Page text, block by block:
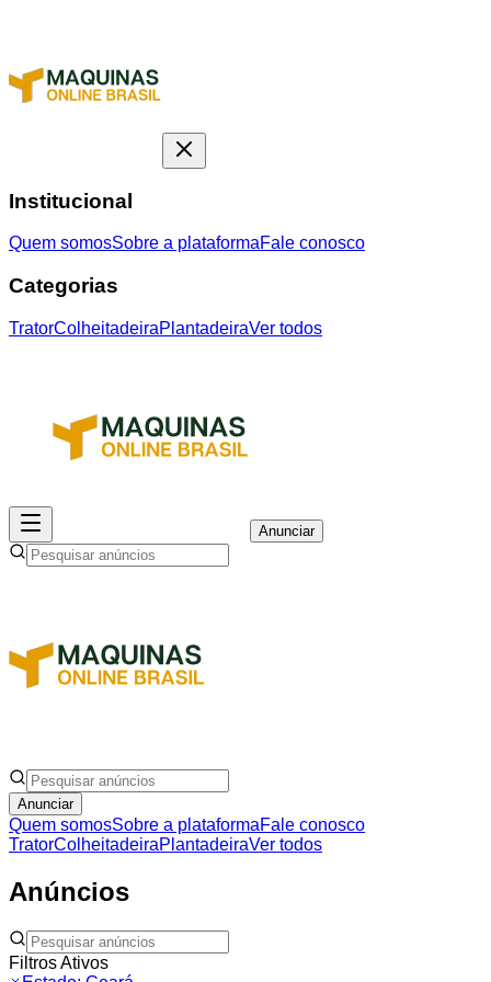
Institucional
Quem somosSobre a plataformaFale conosco
Categorias
TratorColheitadeiraPlantadeiraVer todos
Anunciar
Anunciar
Quem somosSobre a plataformaFale conosco
TratorColheitadeiraPlantadeiraVer todos
Anúncios
Filtros Ativos